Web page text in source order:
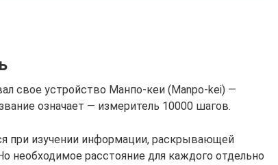
свое устройство Манпо-кеи (Manpo-kei) —
означает — измеритель 10000 шагов.
при изучении информации, раскрывающей
расстояние для каждого отдельно